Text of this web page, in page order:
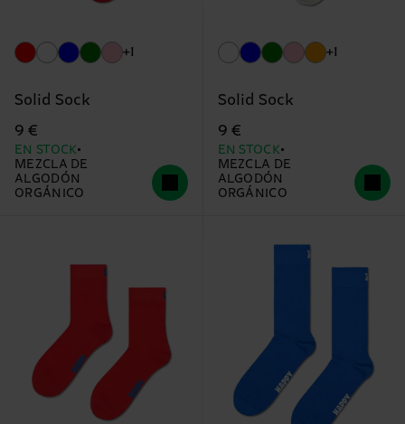
+1
Solid Sock
9 €
EN STOCK
MEZCLA DE
ALGODÓN
ORGÁNICO
+1
Solid Sock
9 €
EN STOCK
MEZCLA DE
ALGODÓN
ORGÁNICO